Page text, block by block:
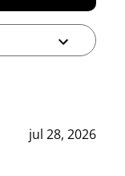
jul 28, 2026